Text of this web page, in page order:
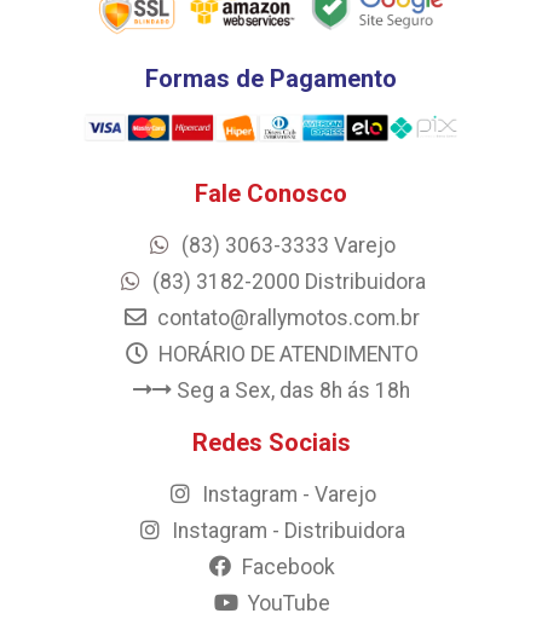
Formas de Pagamento
Fale Conosco
(83) 3063-3333 Varejo
(83) 3182-2000 Distribuidora
contato@rallymotos.com.br
HORÁRIO DE ATENDIMENTO
Seg a Sex, das 8h ás 18h
Redes Sociais
Instagram - Varejo
Instagram - Distribuidora
Facebook
YouTube